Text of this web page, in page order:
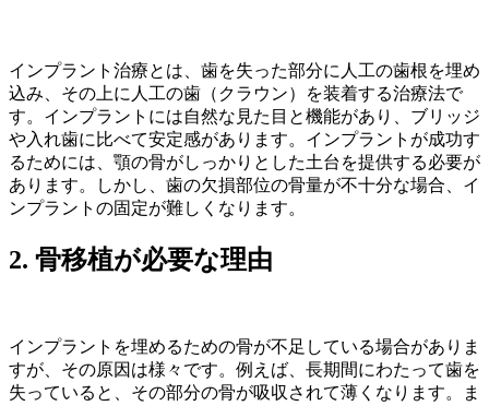
インプラント治療とは、歯を失った部分に人工の歯根を埋め
込み、その上に人工の歯（クラウン）を装着する治療法で
す。インプラントには自然な見た目と機能があり、ブリッジ
や入れ歯に比べて安定感があります。インプラントが成功す
るためには、顎の骨がしっかりとした土台を提供する必要が
あります。しかし、歯の欠損部位の骨量が不十分な場合、イ
ンプラントの固定が難しくなります。
2. 骨移植が必要な理由
インプラントを埋めるための骨が不足している場合がありま
すが、その原因は様々です。例えば、長期間にわたって歯を
失っていると、その部分の骨が吸収されて薄くなります。ま